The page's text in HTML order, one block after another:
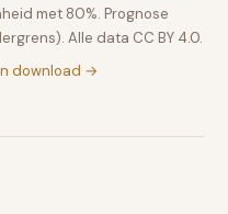
met 80%. Prognose
Alle data CC BY 4.0.
download →